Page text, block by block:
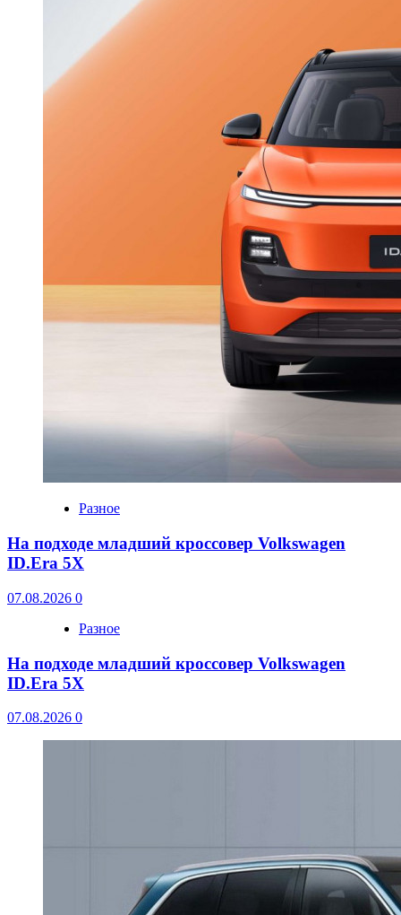
Разное
На подходе младший кроссовер Volkswagen
ID.Era 5X
07.08.2026 0
Разное
На подходе младший кроссовер Volkswagen
ID.Era 5X
07.08.2026 0